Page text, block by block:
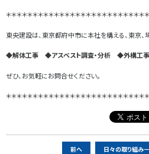
＊＊＊＊＊＊＊＊＊＊＊＊＊＊＊＊＊＊＊＊＊＊＊＊＊＊
東央建設は、東京都府中市に本社を構える、東京、
◆解体工事 ◆アスベスト調査・分析 ◆外構工事
ぜひ、お気軽にお問合せください。
＊＊＊＊＊＊＊＊＊＊＊＊＊＊＊＊＊＊＊＊＊＊＊＊＊＊
前へ 日々の取り組み